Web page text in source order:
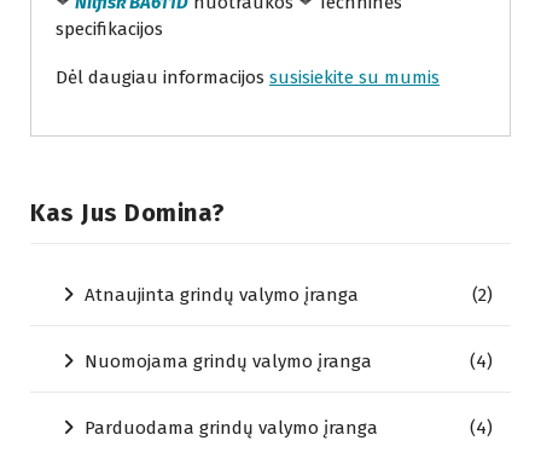
specifikacijos
Dėl daugiau informacijos susisiekite su mumis
Kas Jus Domina?
Atnaujinta grindų valymo įranga (2)
Nuomojama grindų valymo įranga (4)
Parduodama grindų valymo įranga (4)